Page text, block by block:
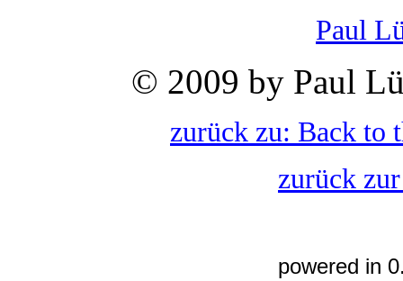
Paul
© 2009 by Paul
zurück zu: Back to
zurück
powered in